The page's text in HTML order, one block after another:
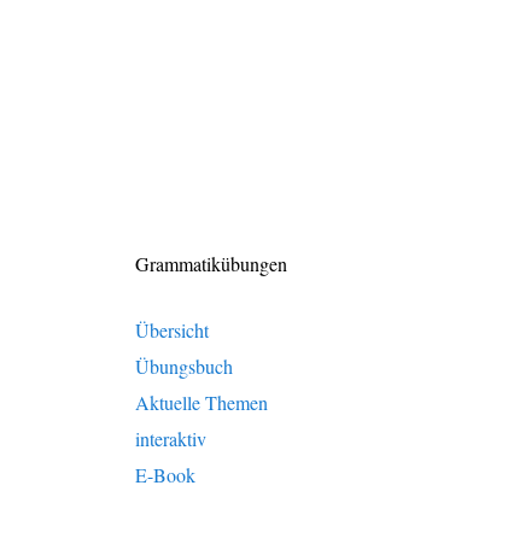
Grammatikübungen
Übersicht
Übungsbuch
Aktuelle Themen
interaktiv
E-Book